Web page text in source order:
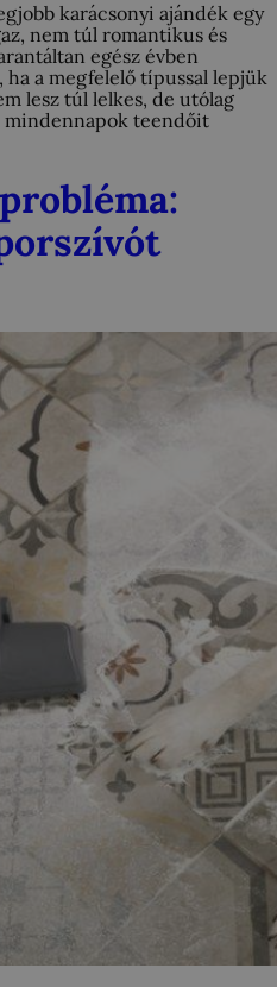
karácsonyi ajándék egy
nem túl romantikus és
egész évben
a megfelelő típussal lepjük
lesz túl lelkes, de utólag
mindennapok teendőit